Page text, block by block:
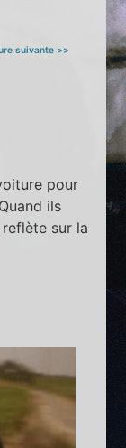
suivante >>
pour
ils
sur la